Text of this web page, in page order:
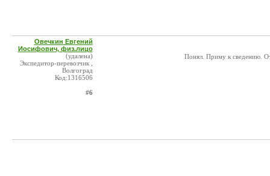
Овечкин Евгений
Иосифович, физ.лицо
(удалена)
Экспедитор-перевозчик ,
Волгоград
Код:1316506
#6
Понял. Приму к сведению.